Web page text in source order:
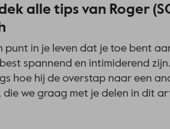
alle tips van Roger
punt in je leven dat je toe bent
spannend en intimiderend
hoe hij de overstap naar een
die we graag met je delen in dit